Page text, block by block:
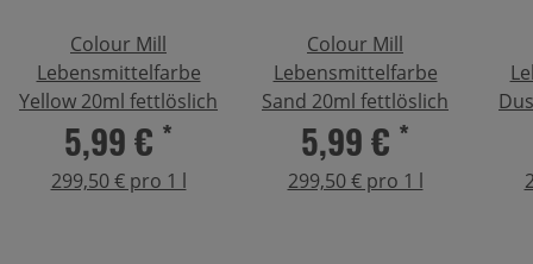
Colour Mill
Lebensmittelfarbe
Yellow 20ml fettlöslich
5,99 € *
299,50 € pro 1 l
Colour Mill
Lebensmittelfarbe
Sand 20ml fettlöslich
5,99 € *
299,50 € pro 1 l